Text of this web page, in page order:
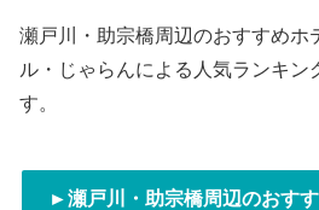
瀬戸川・助宗橋周辺のおすすめホ
ル・じゃらんによる人気ランキン
す。
►瀬戸川・助宗橋周辺のおす